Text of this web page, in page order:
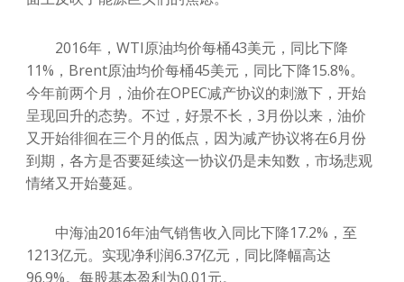
2016年，WTI原油均价每桶43美元，同比下降
11%，Brent原油均价每桶45美元，同比下降15.8%。
今年前两个月，油价在OPEC减产协议的刺激下，开始
呈现回升的态势。不过，好景不长，3月份以来，油价
又开始徘徊在三个月的低点，因为减产协议将在6月份
到期，各方是否要延续这一协议仍是未知数，市场悲观
情绪又开始蔓延。
中海油2016年油气销售收入同比下降17.2%，至
1213亿元。实现净利润6.37亿元，同比降幅高达
96.9%。每股基本盈利为0.01元。